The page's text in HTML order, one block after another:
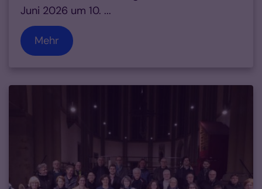
Juni 2026 um 10. ...
Mehr